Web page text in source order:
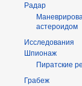
Радар
астероидом
Исследования
Шпионаж
Пиратские
Грабеж